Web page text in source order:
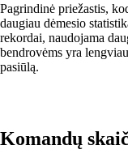
Pagrindinė priežastis,
daugiau dėmesio
rekordai, naudojama
bendrovėms yra
pasiūlą.
Komandų